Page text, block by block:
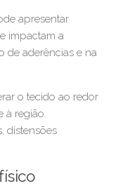
apresentar
impactam a
de aderências e na
o tecido ao redor
à região.
distensões